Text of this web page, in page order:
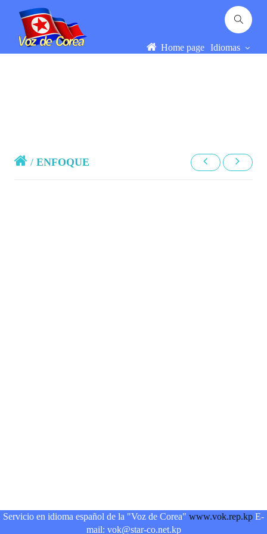
Home page Idiomas
/ENFOQUE
Servicio en idioma español de la "Voz de Corea" www.vok.rep.kp E-
mail: vok@star-co.net.kp